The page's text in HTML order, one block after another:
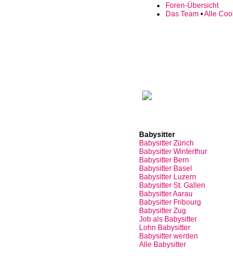
Foren-Übersicht
Das Team•Alle
Babysitter
Babysitter Zürich
Babysitter Winterthur
Babysitter Bern
Babysitter Basel
Babysitter Luzern
Babysitter St. Gallen
BabysitterAarau
Babysitter Fribourg
Babysitter Zug
Job alsBabysitter
Lohn Babysitter
Babysitter werden
Alle Babysitter